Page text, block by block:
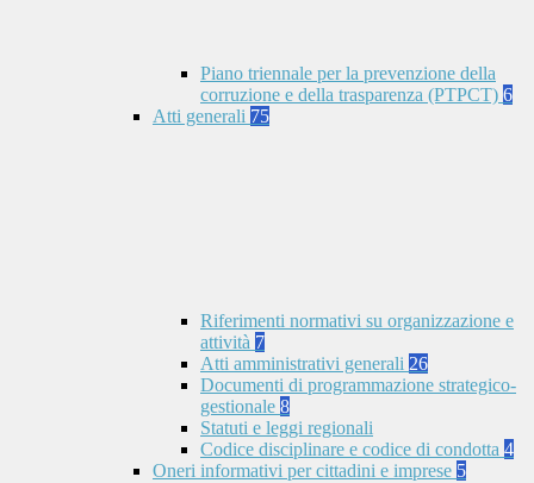
Piano triennale per la prevenzione della
corruzione e della trasparenza (PTPCT) 6
Atti generali 75
Riferimenti normativi su organizzazione e
attività 7
Atti amministrativi generali 26
Documenti di programmazione strategico-
gestionale 8
Statuti e leggi regionali
Codice disciplinare e codice di condotta 4
Oneri informativi per cittadini e imprese 5